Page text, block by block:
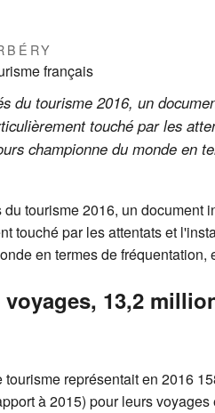
du tourisme 2016, un
touché par les
championne du monde en
tourisme 2016, un
touché par les attentats et
en termes de
13,2
représentait en 2016
à 2015) pour leurs